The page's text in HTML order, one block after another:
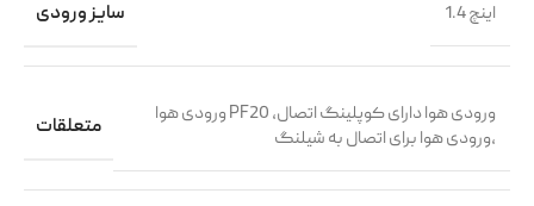
سایز ورودی 1.4 اینچ
متعلقات
ورودی هوا PF20 ،ورودی هوا دارای کوپلینگ اتصال
،ورودی هوا برای اتصال به شیلنگ